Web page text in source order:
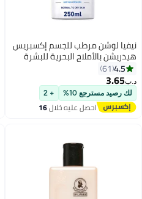
نيفيا لوشن مرطب للجسم إكسبريس
هيدريشن بالأملاح البحرية للبشرة
العادية إلى الجافة 250ملليلتر
4.5
61
د.ب‏3.65
لك رصيد مسترجع 10% + 2
احصل عليه خلال16